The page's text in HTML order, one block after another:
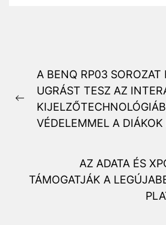
navigáció
Previous
post:
A BENQ RP03 SOROZAT
UGRÁST TESZ AZ
VÉDELEMMEL A DIÁKOK
AZ ADATA ÉS
TÁMOGATJÁK A